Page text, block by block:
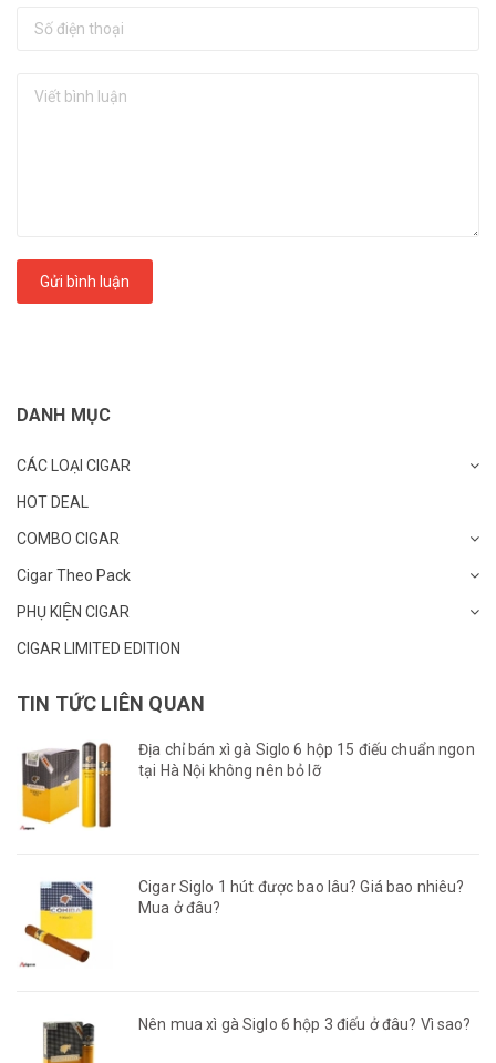
Gửi bình luận
DANH MỤC
CÁC LOẠI CIGAR
HOT DEAL
COMBO CIGAR
Cigar Theo Pack
PHỤ KIỆN CIGAR
CIGAR LIMITED EDITION
TIN TỨC LIÊN QUAN
Địa chỉ bán xì gà Siglo 6 hộp 15 điếu chuẩn ngon
tại Hà Nội không nên bỏ lỡ
Cigar Siglo 1 hút được bao lâu? Giá bao nhiêu?
Mua ở đâu?
Nên mua xì gà Siglo 6 hộp 3 điếu ở đâu? Vì sao?